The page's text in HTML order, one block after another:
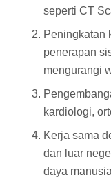
seperti CT
Peningkatan
penerapan
mengurangi
kardiologi,
Kerja sama
dan luar
daya